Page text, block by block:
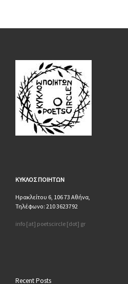
ΚΥΚΛΟΣ ΠΟΙΗΤΩΝ
Ηρακλείτου 6, 106 73 Αθήνα,
Τηλέφωνο: 210 3623792
info [at] poetscircle [dot] gr
Recent Posts